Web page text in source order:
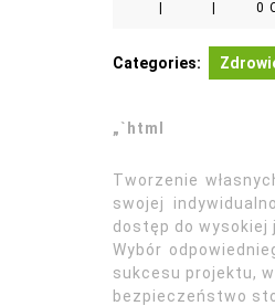
0
Categories:
„`html
Tworzenie
swojej
dostęp do wysokiej
Wybór
sukcesu projektu,
bezpieczeństwo